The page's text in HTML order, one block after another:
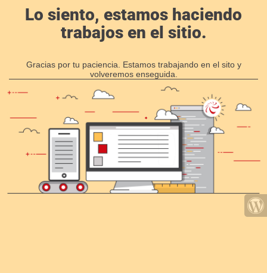
Lo siento, estamos haciendo
trabajos en el sitio.
Gracias por tu paciencia. Estamos trabajando en el sito y
volveremos enseguida.